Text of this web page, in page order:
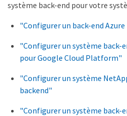
système back-end pour votre
"Configurer un back-end
"Configurer un système back-
pour Google Cloud Platform"
"Configurer un système
backend"
"Configurer un système back-